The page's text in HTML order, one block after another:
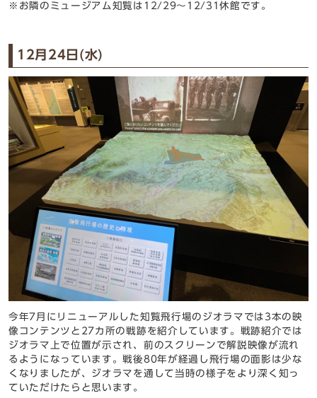
※お隣のミュージアム知覧は12/29～12/31休館です。
12月24日(水)
今年7月にリニューアルした知覧飛行場のジオラマでは3本の映
像コンテンツと27カ所の戦跡を紹介しています。戦跡紹介では
ジオラマ上で位置が示され、前のスクリーンで解説映像が流れ
るようになっています。戦後80年が経過し飛行場の面影は少な
くなりましたが、ジオラマを通して当時の様子をより深く知っ
ていただけたらと思います。